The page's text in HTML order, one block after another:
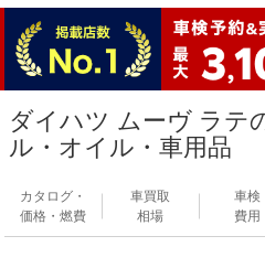
ダイハツ ムーヴ ラテ
ル・オイル・車用品
カタログ・
価格・燃費
車買取
相場
車検
費用